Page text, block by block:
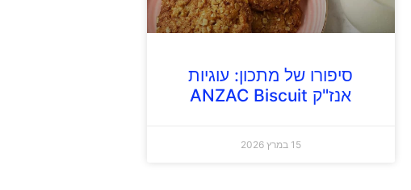
סיפורו של מתכון: עוגיות
אנז"ק ANZAC Biscuit
15 במרץ 2026